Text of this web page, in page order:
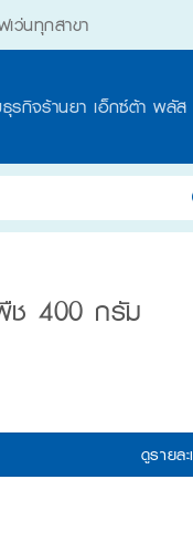
ว่นทุกสาขา
รกิจร้านยา เอ็กซ์ต้า พลัส
400 กรัม
ดูรายล